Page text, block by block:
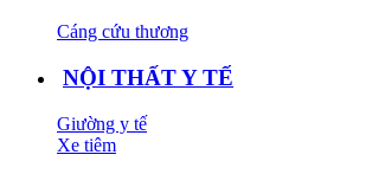
Cáng cứu thương
NỘI THẤT Y TẾ
Giường y tế
Xe tiêm